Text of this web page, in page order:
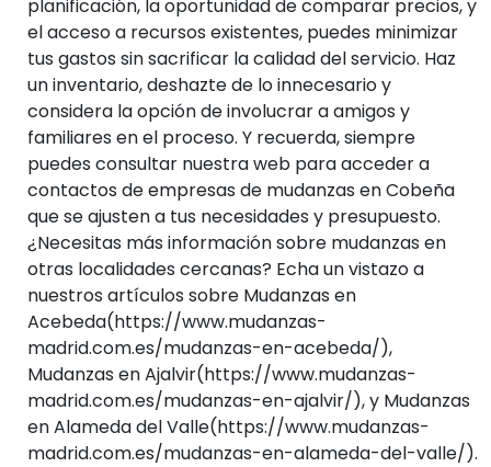
planificación, la oportunidad de comparar precios, y
el acceso a recursos existentes, puedes minimizar
tus gastos sin sacrificar la calidad del servicio. Haz
un inventario, deshazte de lo innecesario y
considera la opción de involucrar a amigos y
familiares en el proceso. Y recuerda, siempre
puedes consultar nuestra web para acceder a
contactos de empresas de mudanzas en Cobeña
que se ajusten a tus necesidades y presupuesto.
¿Necesitas más información sobre mudanzas en
otras localidades cercanas? Echa un vistazo a
nuestros artículos sobre Mudanzas en
Acebeda(https://www.mudanzas-
madrid.com.es/mudanzas-en-acebeda/),
Mudanzas en Ajalvir(https://www.mudanzas-
madrid.com.es/mudanzas-en-ajalvir/), y Mudanzas
en Alameda del Valle(https://www.mudanzas-
madrid.com.es/mudanzas-en-alameda-del-valle/).